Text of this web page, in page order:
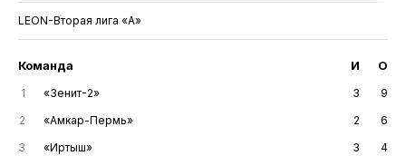
LEON-Вторая лига «А»
Команда И О
1 «Зенит-2» 3
9
2
«Амкар-Пермь» 2
6
3
«Иртыш» 3
4